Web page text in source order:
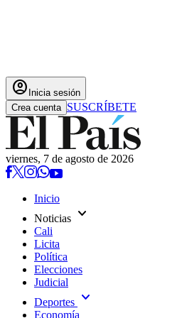
account_circle Inicia sesión
Crea cuenta SUSCRÍBETE
viernes, 7 de agosto de 2026
Inicio
Noticias expand_more
Cali
Licita
Política
Elecciones
Judicial
Deportes expand_more
Economía